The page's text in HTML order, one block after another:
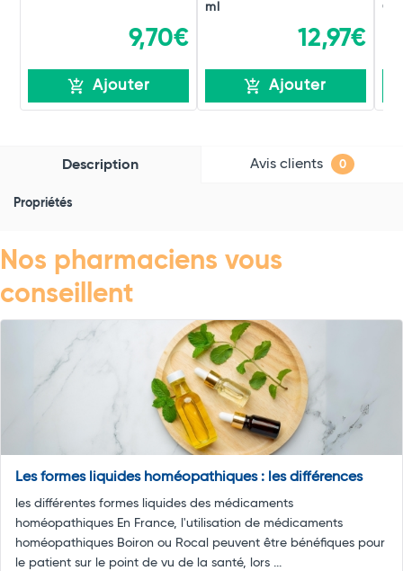
9,70€
Ajouter
ml
12,97€
Ajouter
Description Avis clients 0
Propriétés
Nos pharmaciens vous
conseillent
Les formes liquides homéopathiques : les différences
les différentes formes liquides des médicaments
homéopathiques En France, l'utilisation de médicaments
homéopathiques Boiron ou Rocal peuvent être bénéfiques pour
le patient sur le point de vu de la santé, lors ...